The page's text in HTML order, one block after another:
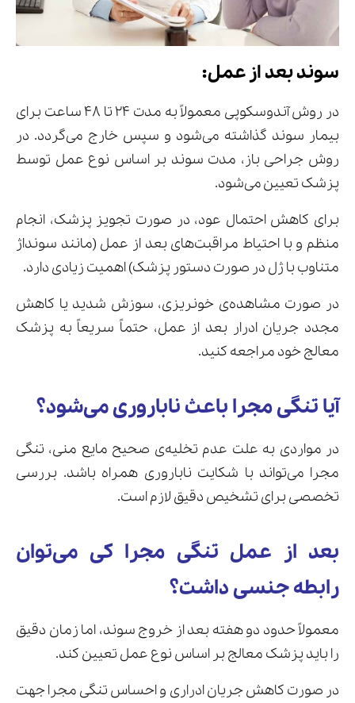
سوند بعد از عمل:
در روش آندوسکوپی معمولاً به مدت ۲۴ تا ۴۸ ساعت برای
بیمار سوند گذاشته می‌شود و سپس خارج می‌گردد. در
روش جراحی باز، مدت سوند بر اساس نوع عمل توسط
پزشک تعیین می‌شود.
برای کاهش احتمال عود، در صورت تجویز پزشک، انجام
منظم و با احتیاط مراقبت‌های بعد از عمل (مانند سونداژ
متناوب با ژل در صورت دستور پزشک) اهمیت زیادی دارد.
در صورت مشاهده‌ی خونریزی، سوزش شدید یا کاهش
مجدد جریان ادرار بعد از عمل، حتماً سریعاً به پزشک
معالج خود مراجعه کنید.
آیا تنگی مجرا باعث ناباروری می‌شود؟
در مواردی به علت عدم تخلیه‌ی صحیح مایع منی، تنگی
مجرا می‌تواند با شکایت ناباروری همراه باشد. بررسی
تخصصی برای تشخیص دقیق لازم است.
بعد از عمل تنگی مجرا کی می‌توان
رابطه جنسی داشت؟
معمولاً حدود دو هفته بعد از خروج سوند، اما زمان دقیق
را باید پزشک معالج بر اساس نوع عمل تعیین کند.
در صورت کاهش جریان ادراری و احساس تنگی مجرا جهت